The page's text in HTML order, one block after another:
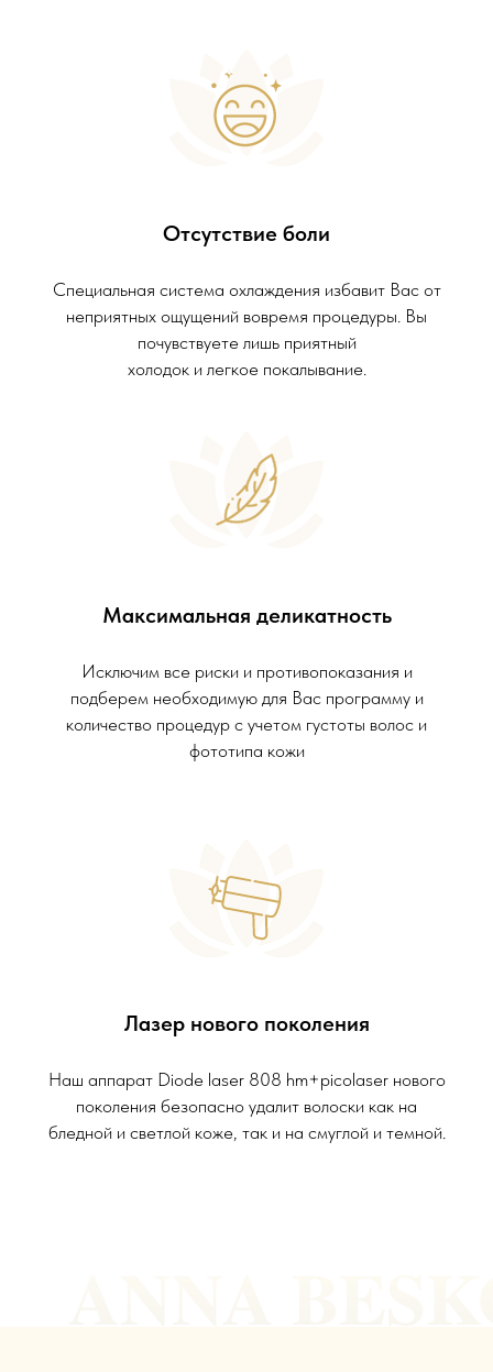
Отсутствие боли
Специальная система охлаждения избавит Вас от
неприятных ощущений вовремя процедуры. Вы
почувствуете лишь приятный
холодок и легкое покалывание.
Максимальная деликатность
Исключим все риски и противопоказания и
подберем необходимую для Вас программу и
количество процедур с учетом густоты волос и
фототипа кожи
Лазер нового поколения
Наш аппарат Diode laser 808 hm+picolaser нового
поколения безопасно удалит волоски как на
бледной и светлой коже, так и на смуглой и темной.